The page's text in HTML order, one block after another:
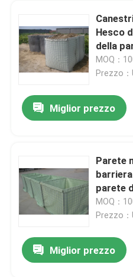
recinzione del reticolato
3D ha saldato il recinto
Recinzione saldata a
Anti recinto di salita 358
Recinto d'acciaio
Recinzione di sicurezza
Hesco
della
Mil10
MOQ：
Prezzo
Miglior prezzo
Parete
parete
MOQ：
Prezzo
Miglior prezzo